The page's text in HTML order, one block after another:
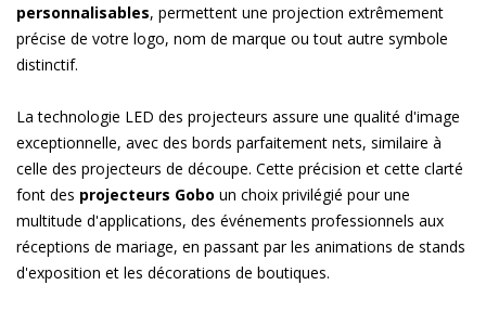
personnalisables, permettent une projection extrêmement
précise de votre logo, nom de marque ou tout autre symbole
distinctif.
La technologie LED des projecteurs assure une qualité d'image
exceptionnelle, avec des bords parfaitement nets, similaire à
celle des projecteurs de découpe. Cette précision et cette clarté
font des projecteurs Gobo un choix privilégié pour une
multitude d'applications, des événements professionnels aux
réceptions de mariage, en passant par les animations de stands
d'exposition et les décorations de boutiques.